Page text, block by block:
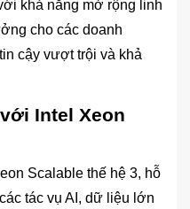
khả năng mở rộng linh
cho các doanh
cậy vượt trội và khả
Intel Xeon
Scalable thế hệ 3, hỗ
tác vụ AI, dữ liệu lớn